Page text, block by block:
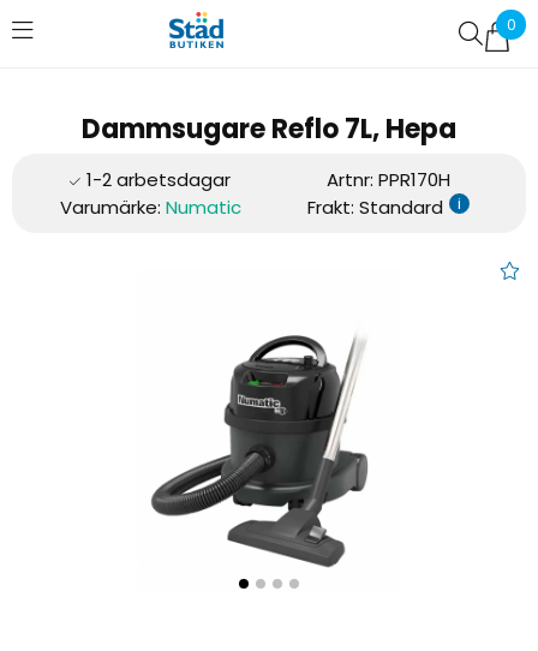
0
Favoriter (0)
Dammsugare Reflo 7L, Hepa
Artnr: PPR170H
Varumärke: Numatic Frakt: Standard i
Dammsugare Reflo 7L, Hepa